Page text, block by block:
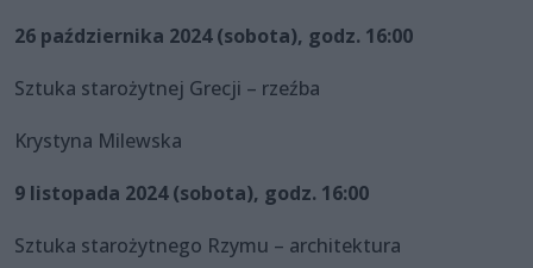
26 października 2024 (sobota), godz. 16:00
Sztuka starożytnej Grecji – rzeźba
Krystyna Milewska
9 listopada 2024 (sobota), godz. 16:00
Sztuka starożytnego Rzymu – architektura